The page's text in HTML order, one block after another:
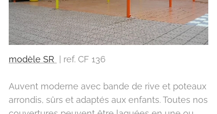
modèle SR | ref. CF 136
Auvent moderne avec bande de rive et poteaux
arrondis, sûrs et adaptés aux enfants. Toutes nos